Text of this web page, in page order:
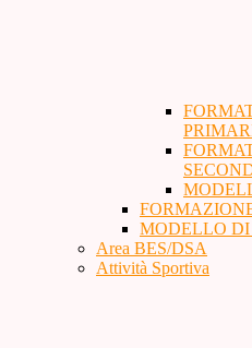
MODELLO
Area BES/DSA
Attività Sportiva